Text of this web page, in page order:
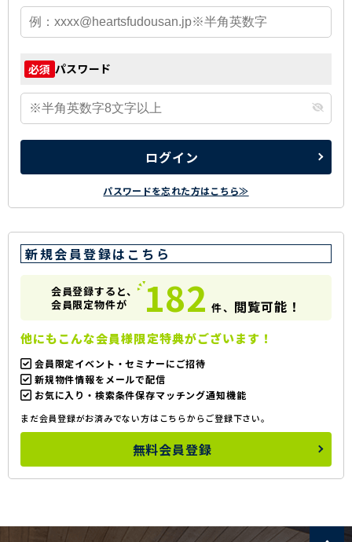
必須 パスワード
ログイン
パスワードを忘れた方はこちら≫
新規会員登録はこちら
会員登録すると、
会員限定物件が
182 件、 閲覧可能！
他にもこんな会員様限定特典がございます！
会員限定イベント・セミナーにご招待
新規物件情報をメールで配信
お気に入り・検索条件保存マッチング通知機能
まだ会員登録がお済みでない方はこちらからご登録下さい。
無料会員登録